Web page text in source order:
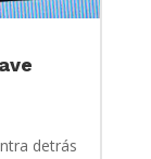
detrás